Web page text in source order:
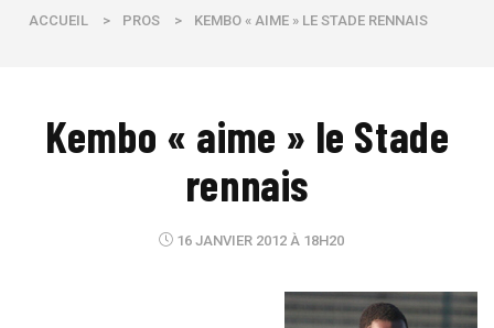
ACCUEIL > PROS > KEMBO « AIME » LE STADE RENNAIS
Kembo « aime » le Stade
rennais
16 JANVIER 2012 À 18H20